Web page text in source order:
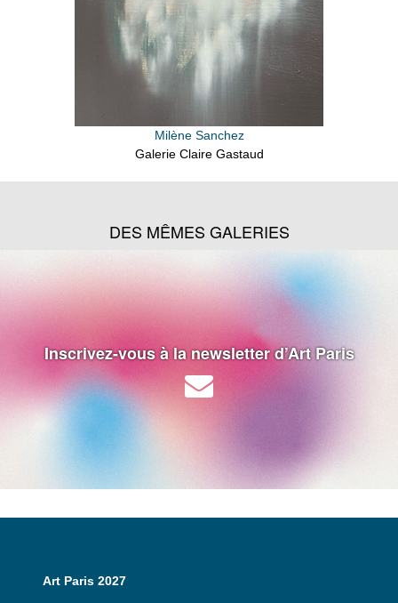
Milène Sanchez
Galerie Claire Gastaud
DES MÊMES GALERIES
Inscrivez-vous à la newsletter d’Art Paris
Art Paris 2027